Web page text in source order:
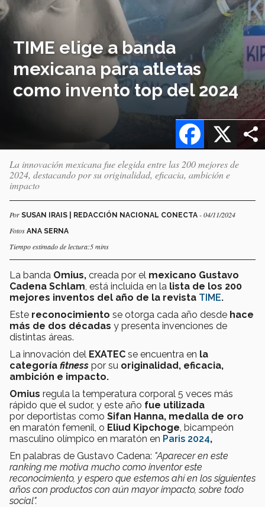
TIME elige a banda
mexicana para atletas
como invento top del 2024
X
Facebook
La innovación mexicana fue elegida entre las 200 mejores de
2024, destacando por su originalidad, eficacia, ambición e
impacto
Por SUSAN IRAIS | REDACCIÓN NACIONAL CONECTA - 04/11/2024
Fotos ANA SERNA
Tiempo estimado de lectura:5 mins
La banda Omius, creada por el mexicano Gustavo
Cadena Schlam , está incluida en la lista de los 200
mejores inventos del año de la revista TIME.
Este reconocimiento se otorga cada año desde hace
más de dos décadas y presenta invenciones de
distintas áreas.
La innovación del EXATEC se encuentra en la
categoría fitness por su originalidad, eficacia,
ambición e impacto.
Omius regula la temperatura corporal 5 veces más
rápido que el sudor, y este año fue utilizada
por deportistas como Sifan Hanna, medalla de oro
en maratón femenil, o Eliud Kipchoge bicampeón
masculino olímpico en maratón en Paris 2024,
En palabras de Gustavo Cadena: "Aparecer en este
ranking me motiva mucho como inventor este
reconocimiento, y espero que estemos ahí en los siguientes
años con productos con aún mayor impacto, sobre todo
social".